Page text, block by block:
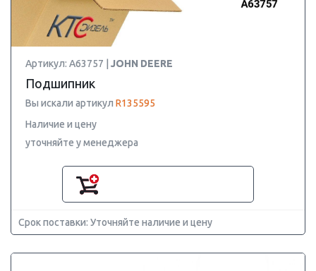
Артикул: A63757 | JOHN DEERE
Подшипник
Вы искали артикул R135595
Наличие и цену
уточняйте у менеджера
Срок поставки: Уточняйте наличие и цену